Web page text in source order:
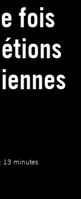
fois
13 minutes